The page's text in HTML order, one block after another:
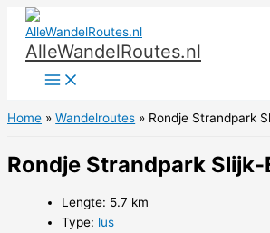
naar
inhoud
AlleWandelRoutes.nl
Home Wandelroutes Rondje Strandpark
Rondje Strandpark
Lengte: 5.7 km
Type: lus